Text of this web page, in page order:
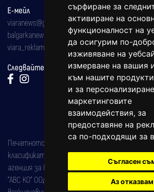
сърфиране за
активиране на
функционалност на
да осигурим по-
изживяване на
измерване на вашия
към нашите
и за
маркетинговите
взаимодействия, за
предоставяне на
са по-подходящи за
Съгласен
Аз отказвам
Е-мейл
viaranews@gmail.com
balgarkanews@gmail.com
viara_reklama@mail.bg
Следвайте ни:
Печатното издание на вестника е
класификатор на печатните издания
агенция за ISSN) под номер: ISSN 1312-4722.
"АВС КО" ООД е притежател на марката: Вяра